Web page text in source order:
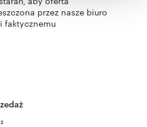
przez nasze biuro
faktycznemu
2